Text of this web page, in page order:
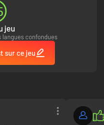
des ennemis.
une large sélection d’armes
Auto-9 ou le tout nouveau
exécuter des finish moves
jeu
confondues
sur ce jeu